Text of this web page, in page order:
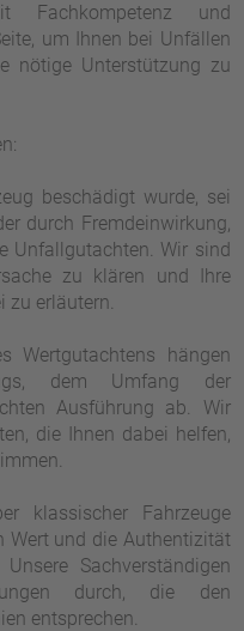
Fachkompetenz und
um Ihnen bei Unfällen
nötige Unterstützung zu
beschädigt wurde, sei
durch Fremdeinwirkung,
Unfallgutachten. Wir sind
zu klären und Ihre
zu erläutern.
Wertgutachtens hängen
dem Umfang der
Ausführung ab. Wir
die Ihnen dabei helfen,
klassischer Fahrzeuge
Wert und die Authentizität
Sachverständigen
durch, die den
entsprechen.